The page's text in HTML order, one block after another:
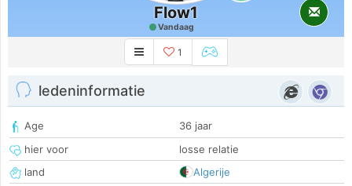
Flow1
Vandaag
1
ledeninformatie
Age
36 jaar
hier voor
losse relatie
land
Algerije